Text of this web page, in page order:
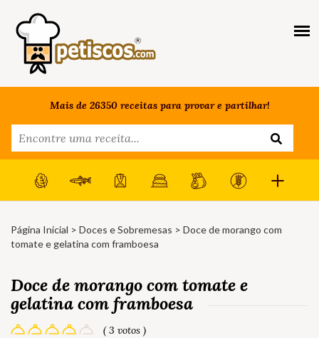
Mais de 26350 receitas para provar e partilhar!
Página Inicial > Doces e Sobremesas > Doce de morango com
tomate e gelatina com framboesa
Doce de morango com tomate e
gelatina com framboesa
( 3 votos )